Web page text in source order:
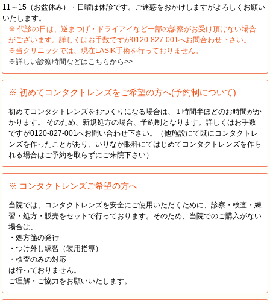
11～15（お盆休み）・日曜は休診です。ご迷惑をおかけしますがよろしくお願い
いたします。
※ 代診の日は、逆まつげ・ドライアイなど一部の診察がお受け頂けない場合
がございます。詳しくはお手数ですが0120-827-001へお問合わせ下さい。
※当クリニックでは、現在LASIK手術を行っておりません。
※詳しい診察時間などはこちらから>>
※ 初めてコンタクトレンズをご希望の方へ(予約制について)
初めてコンタクトレンズをおつくりになる場合は、１時間半ほどのお時間がか
かります。 そのため、新規処方の場合、予約制となります。詳しくはお手数
ですが0120-827-001へお問い合わせ下さい。（他施設にて既にコンタクトレ
ンズを作ったことがあり、いりなか眼科にてはじめてコンタクトレンズを作ら
れる場合はご予約を取らずにご来院下さい）
※ コンタクトレンズご希望の方へ
当院では、コンタクトレンズを安全にご使用いただくために、診察・検査・練
習・処方・販売をセットで行っております。そのため、当院でのご購入がない
場合は、
・処方箋の発行
・つけ外し練習（装用指導）
・検査のみの対応
は行っておりません。
ご理解・ご協力をお願いいたします。